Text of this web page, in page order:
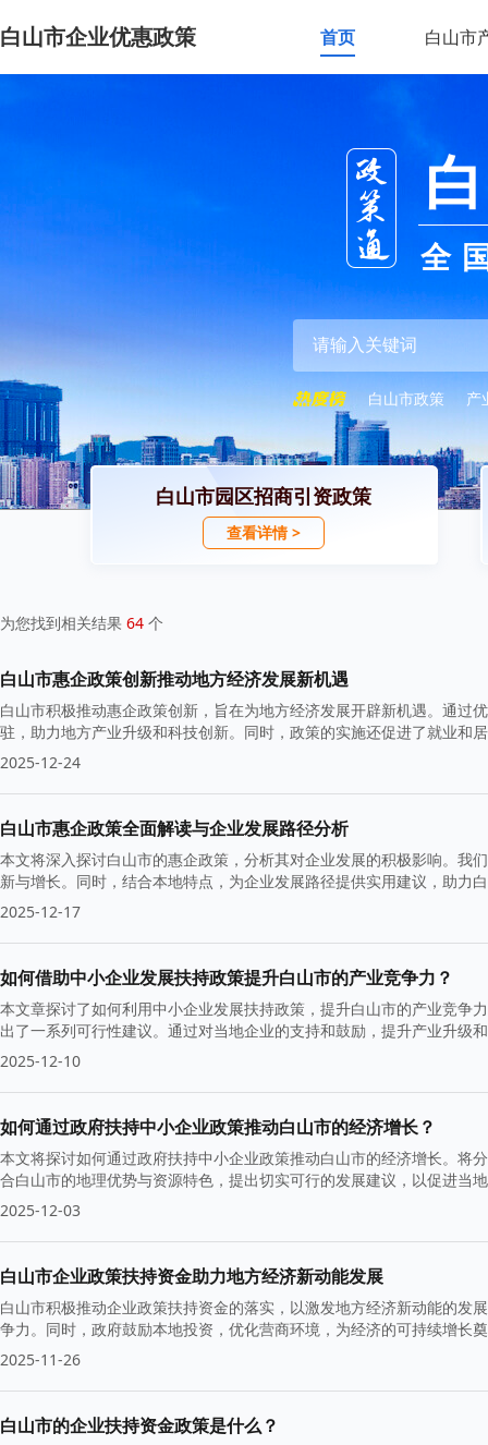
白山市企业优惠政策 首页 白山市
全
白山市政策 产
白山市园区招商引资政策
查看详情 >
为您找到相关结果 64 个
白山市惠企政策创新推动地方经济发展新机遇
白山市积极推动惠企政策创新，旨在为地方经济发展开辟新机遇。通过
驻，助力地方产业升级和科技创新。同时，政策的实施还促进了就业和
2025-12-24
白山市惠企政策全面解读与企业发展路径分析
本文将深入探讨白山市的惠企政策，分析其对企业发展的积极影响。我
新与增长。同时，结合本地特点，为企业发展路径提供实用建议，助力
2025-12-17
如何借助中小企业发展扶持政策提升白山市的产业竞争力？
本文章探讨了如何利用中小企业发展扶持政策，提升白山市的产业竞争
出了一系列可行性建议。通过对当地企业的支持和鼓励，提升产业升级
2025-12-10
如何通过政府扶持中小企业政策推动白山市的经济增长？
本文将探讨如何通过政府扶持中小企业政策推动白山市的经济增长。将
合白山市的地理优势与资源特色，提出切实可行的发展建议，以促进当
2025-12-03
白山市企业政策扶持资金助力地方经济新动能发展
白山市积极推动企业政策扶持资金的落实，以激发地方经济新动能的发
争力。同时，政府鼓励本地投资，优化营商环境，为经济的可持续增长
2025-11-26
白山市的企业扶持资金政策是什么？